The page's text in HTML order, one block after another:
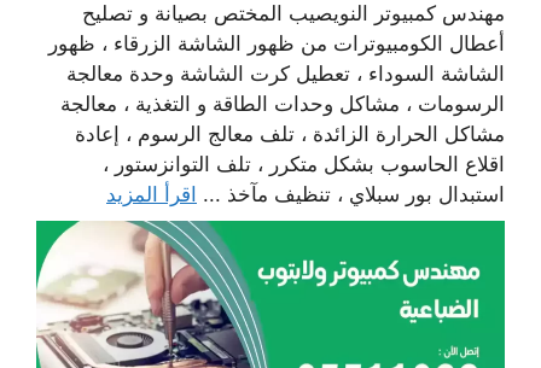
مهندس كمبيوتر النويصيب المختص بصيانة و تصليح
أعطال الكومبيوترات من ظهور الشاشة الزرقاء ، ظهور
الشاشة السوداء ، تعطيل كرت الشاشة وحدة معالجة
الرسومات ، مشاكل وحدات الطاقة و التغذية ، معالجة
مشاكل الحرارة الزائدة ، تلف معالج الرسوم ، إعادة
اقلاع الحاسوب بشكل متكرر ، تلف التوانزستور ،
استبدال بور سبلاي ، تنظيف مآخذ ... اقرأ المزيد